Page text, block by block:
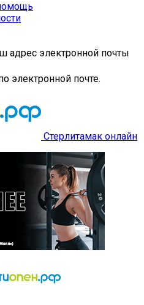
адрес электронной почты
электронной почте.
Стерлитамак онлайн